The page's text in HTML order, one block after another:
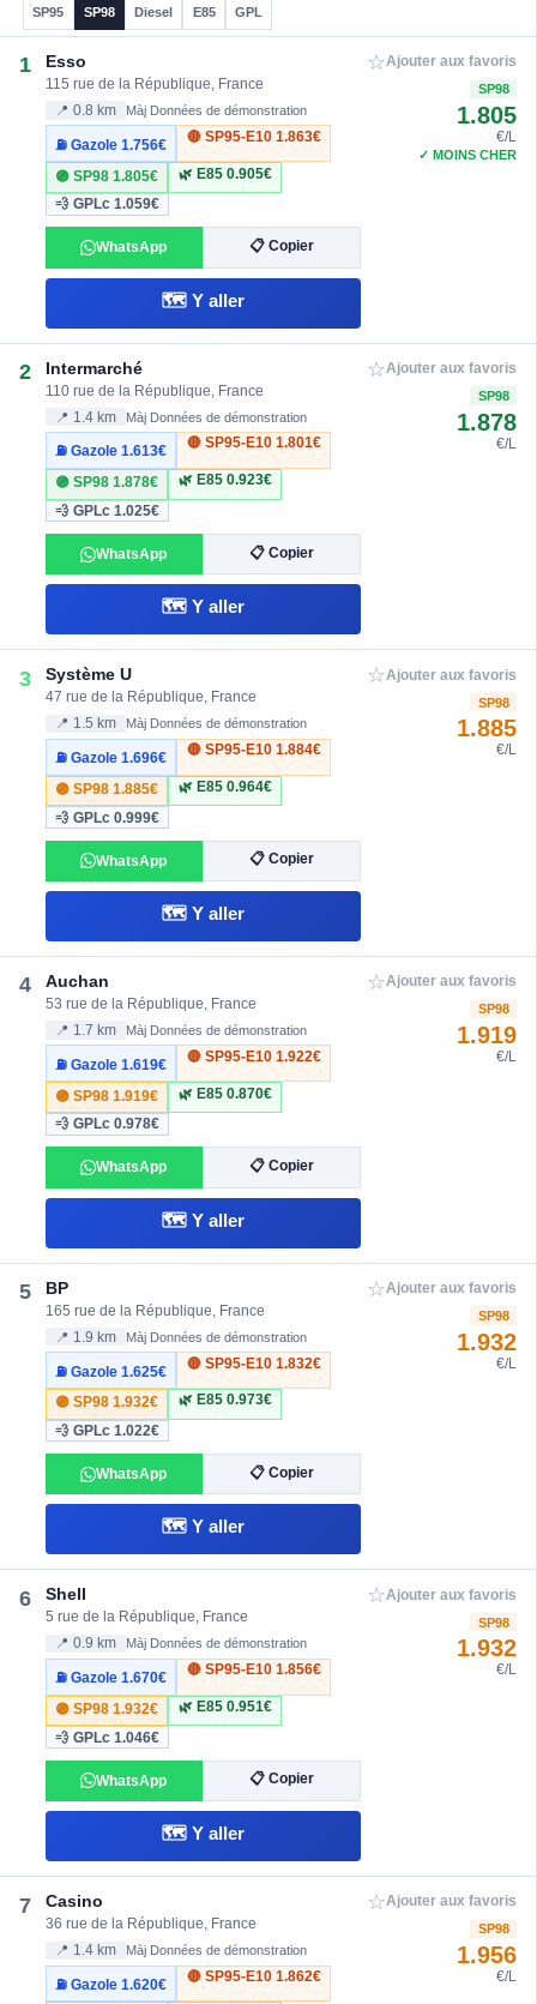
SP95 SP98 Diesel E85 GPL
1 Esso
115 rue de la République, France
📍 0.8 km Màj Données de démonstration
⛽ Gazole1.756€
🔴 SP95-E10 1.863€
🟣 SP981.805€ 🌿 E85 0.905€
💨 GPLc1.059€
WhatsApp 📋 Copier
🗺️ Y aller
☆Ajouter aux favoris
SP98
1.805
€/L
✓ MOINS CHER
2 Intermarché
110 rue de la République, France
📍 1.4 km Màj Données de démonstration
⛽ Gazole1.613€
🔴 SP95-E10 1.801€
🟣 SP981.878€ 🌿 E85 0.923€
💨 GPLc1.025€
WhatsApp 📋 Copier
🗺️ Y aller
☆Ajouter aux favoris
SP98
1.878
€/L
3 Système U
47 rue de la République, France
📍 1.5 km Màj Données de démonstration
⛽ Gazole1.696€
🔴 SP95-E10 1.884€
🟣 SP981.885€ 🌿 E85 0.964€
💨 GPLc0.999€
WhatsApp 📋 Copier
🗺️ Y aller
☆Ajouter aux favoris
SP98
1.885
€/L
4 Auchan
53 rue de la République, France
📍 1.7 km Màj Données de démonstration
⛽ Gazole1.619€
🔴 SP95-E10 1.922€
🟣 SP981.919€ 🌿 E85 0.870€
💨 GPLc0.978€
WhatsApp 📋 Copier
🗺️ Y aller
☆Ajouter aux favoris
SP98
1.919
€/L
5 BP
165 rue de la République, France
📍 1.9 km Màj Données de démonstration
⛽ Gazole1.625€
🔴 SP95-E10 1.832€
🟣 SP981.932€ 🌿 E85 0.973€
💨 GPLc1.022€
WhatsApp 📋 Copier
🗺️ Y aller
☆Ajouter aux favoris
SP98
1.932
€/L
6 Shell
5 rue de la République, France
📍 0.9 km Màj Données de démonstration
⛽ Gazole1.670€
🔴 SP95-E10 1.856€
🟣 SP981.932€ 🌿 E85 0.951€
💨 GPLc1.046€
WhatsApp 📋 Copier
🗺️ Y aller
☆Ajouter aux favoris
SP98
1.932
€/L
7 Casino
36 rue de la République, France
📍 1.4 km Màj Données de démonstration
⛽ Gazole1.620€
🔴 SP95-E10 1.862€
☆Ajouter aux favoris
SP98
1.956
€/L